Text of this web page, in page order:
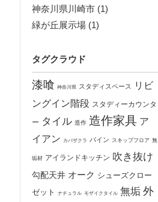
神奈川県川崎市 (1)
緑が丘展示場 (1)
タグクラウド
漆喰 神奈川県 スタディスペース
リビ
ングイン階段 スタディーカウンタ
ー タイル 造作 造作家具 ア
イアン カバザクラ パイン スキップフロア 無
垢材 アイランドキッチン 吹き抜け
勾配天井 オーク シューズクロー
ゼット
ナチュラル モザイクタイル 無垢 外